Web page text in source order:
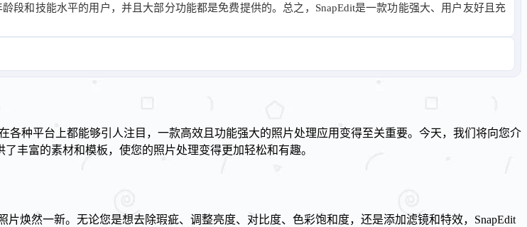
和技能水平的用户，并且大部分功能都是免费提供的。总之，SnapEdit是一款功能强大、用户友好且充
种平台上都能够引人注目，一款高效且功能强大的照片处理应用变得至关重要。今天，我们将向您介
丰富的素材和模板，使您的照片处理变得更加轻松和有趣。
焕然一新。无论您是想去除瑕疵、调整亮度、对比度、色彩饱和度，还是添加滤镜和特效，SnapEdit